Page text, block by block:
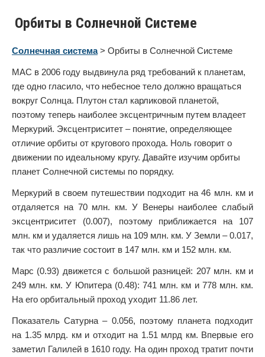
Орбиты в Солнечной Системе
Солнечная система> Орбиты в Солнечной Системе
МАС в 2006 году выдвинула ряд требований к планетам,
где одно гласило, что небесное тело должно вращаться
вокруг Солнца. Плутон стал карликовой планетой,
поэтому теперь наиболее эксцентричным путем владеет
Меркурий. Эксцентриситет – понятие, определяющее
отличие орбиты от кругового прохода. Ноль говорит о
движении по идеальному кругу. Давайте изучим орбиты
планет Солнечной системы по порядку.
Меркурий в своем путешествии подходит на 46 млн. км и
отдаляется на 70 млн. км. У Венеры наиболее слабый
эксцентриситет (0.007), поэтому приближается на 107
млн. км и удаляется лишь на 109 млн. км. У Земли – 0.017,
так что различие состоит в 147 млн. км и 152 млн. км.
Марс (0.93) движется с большой разницей: 207 млн. км и
249 млн. км. У Юпитера (0.48): 741 млн. км и 778 млн. км.
На его орбитальный проход уходит 11.86 лет.
Показатель Сатурна – 0.056, поэтому планета подходит
на 1.35 млрд. км и отходит на 1.51 млрд км. Впервые его
заметил Галилей в 1610 году. На один проход тратит почти